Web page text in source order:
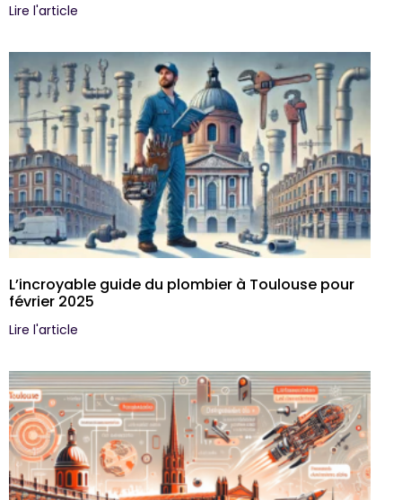
Lire l'article
L’incroyable guide du plombier à Toulouse pour
février 2025
Lire l'article